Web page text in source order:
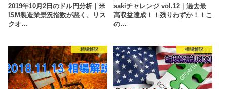
2019年10月2日のドル円分析｜米
ISM製造業景況指数が悪く、リス
クオ…
sakiチャレンジ vol.12｜過去最
高収益達成！！残りわずか！！こ
の…
相場解説 相場解説